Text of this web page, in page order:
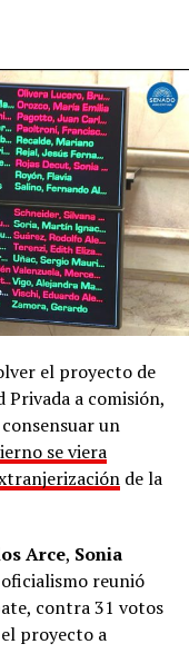
el proyecto de
Privada a comisión,
un
se viera
de la
Arce, Sonia
reunió
contra 31 votos
proyecto a